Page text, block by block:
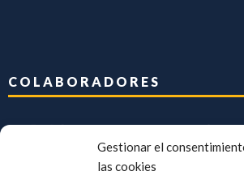
Gestionar el
las cookies
COLABORADORES